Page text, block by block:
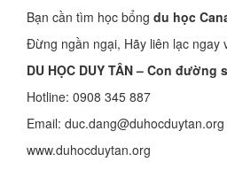
Bạn cần tìm học bổng du học
Đừng ngần ngại, Hãy liên lạc ngay
DU HỌC DUY TÂN – Con đường
Hotline: 0908 345 887
Email: duc.dang@duhocduytan.org
www.duhocduytan.org